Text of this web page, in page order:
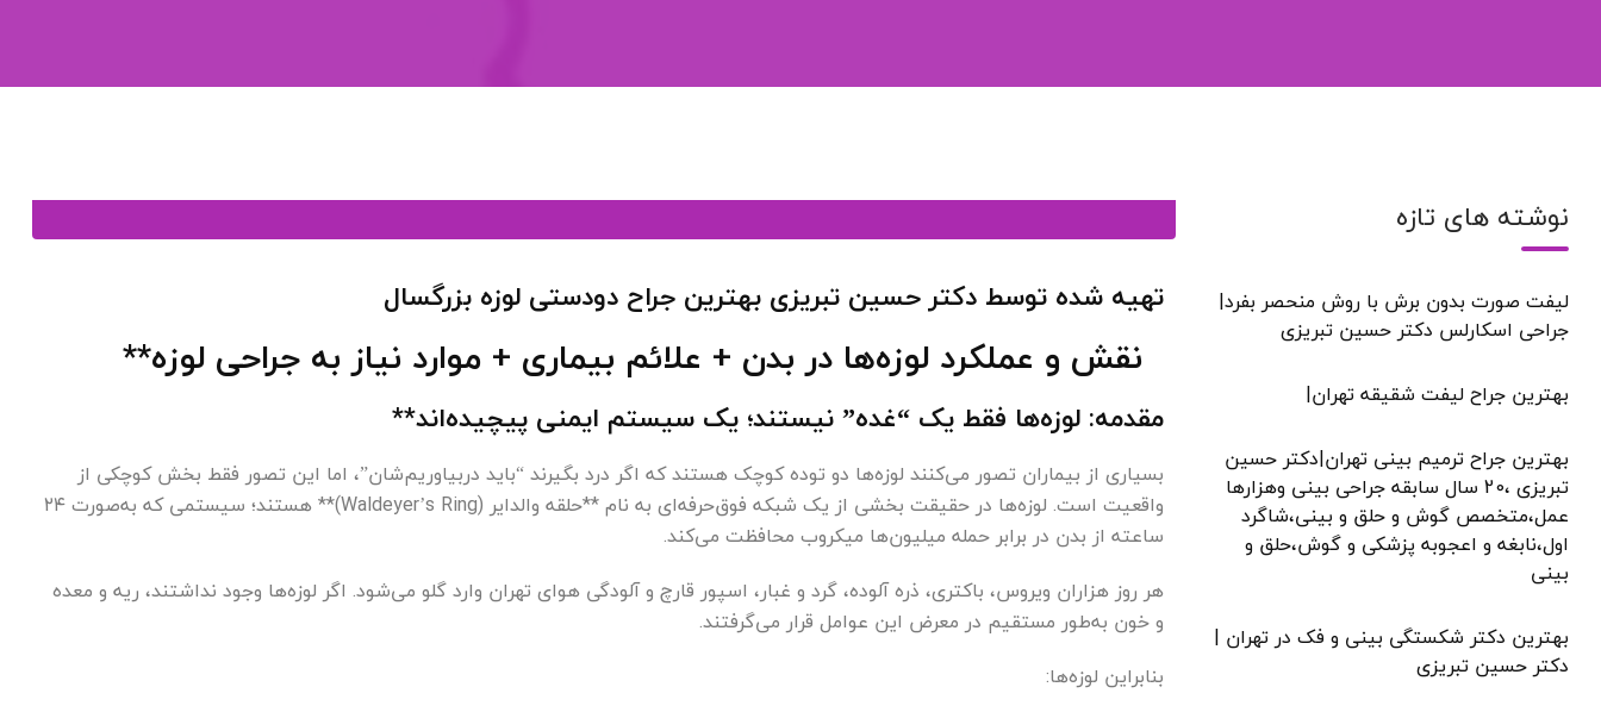
نوشته های تازه
لیفت صورت بدون برش با روش منحصر بفرد|
جراحی اسکارلس دکتر حسین تبریزی
بهترین جراح لیفت شقیقه تهران|
بهترین جراح ترمیم بینی تهران|دکتر حسین
تبریزی ،20 سال سابقه جراحی بینی وهزارها
عمل،متخصص گوش و حلق و بینی،شاگرد
اول،نابغه و اعجوبه پزشکی و گوش،حلق و
بینی
بهترین دکتر شکستگی بینی و فک در تهران |
دکتر حسین تبریزی
تهیه شده توسط دکتر حسین تبریزی بهترین جراح دودستی لوزه بزرگسال
نقش و عملکرد لوزه‌ها در بدن + علائم بیماری + موارد نیاز به جراحی لوزه**
مقدمه: لوزه‌ها فقط یک “غده” نیستند؛ یک سیستم ایمنی پیچیده‌اند**
بسیاری از بیماران تصور می‌کنند لوزه‌ها دو توده کوچک هستند که اگر درد بگیرند “باید دربیاوریم‌شان”، اما این تصور فقط بخش کوچکی از
واقعیت است. لوزه‌ها در حقیقت بخشی از یک شبکه فوق‌حرفه‌ای به نام **حلقه والدایر (Waldeyer’s Ring)** هستند؛ سیستمی که به‌صورت ۲۴
ساعته از بدن در برابر حمله میلیون‌ها میکروب محافظت می‌کند.
هر روز هزاران ویروس، باکتری، ذره آلوده، گرد و غبار، اسپور قارچ و آلودگی هوای تهران وارد گلو می‌شود. اگر لوزه‌ها وجود نداشتند، ریه و معده
و خون به‌طور مستقیم در معرض این عوامل قرار می‌گرفتند.
بنابراین لوزه‌ها: